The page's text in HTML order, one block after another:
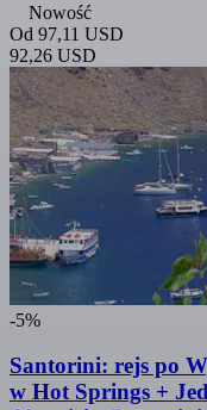
Nowość
Od 97,11 USD
92,26 USD
-5%
Santorini: rejs po
w Hot Springs +